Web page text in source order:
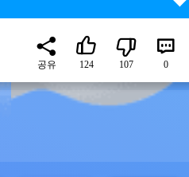
공유 124 107 0